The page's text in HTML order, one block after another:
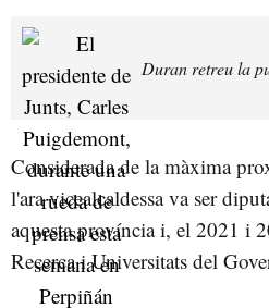
Duran retreu la
Considerada de la màxima
l'ara vicealcaldessa va ser
aquesta província i, el 2021 i
Recerca i Universitats del